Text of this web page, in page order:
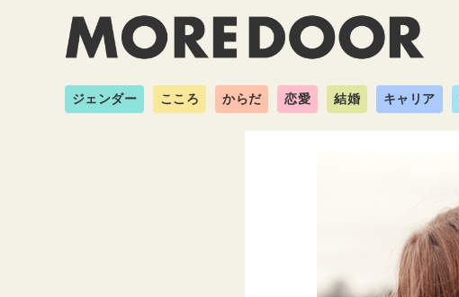
ジェンダー こころ からだ 恋愛 結婚 キャリア